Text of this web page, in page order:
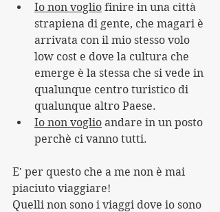
Io non voglio finire in una città
strapiena di gente, che magari è
arrivata con il mio stesso volo
low cost e dove la cultura che
emerge è la stessa che si vede in
qualunque centro turistico di
qualunque altro Paese.
Io non voglio andare in un posto
perchè ci vanno tutti.
E' per questo che a me non è mai
piaciuto viaggiare!
Quelli non sono i viaggi dove io sono